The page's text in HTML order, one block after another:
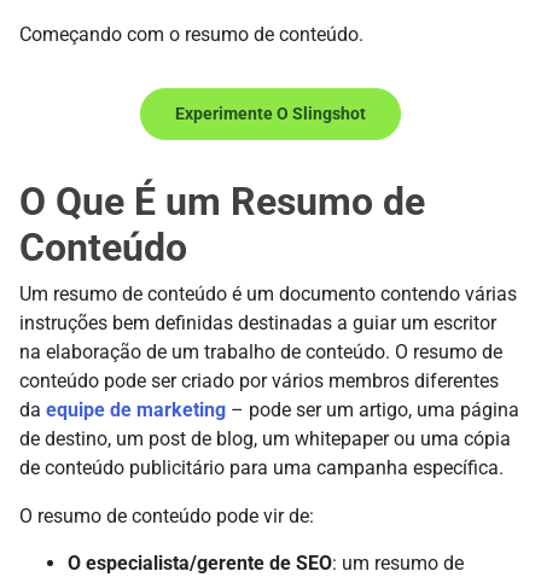
Começando com o resumo de conteúdo.
Experimente O Slingshot
O Que É um Resumo de
Conteúdo
Um resumo de conteúdo é um documento contendo várias
instruções bem definidas destinadas a guiar um escritor
na elaboração de um trabalho de conteúdo. O resumo de
conteúdo pode ser criado por vários membros diferentes
da equipe de marketing – pode ser um artigo, uma página
de destino, um post de blog, um whitepaper ou uma cópia
de conteúdo publicitário para uma campanha específica.
O resumo de conteúdo pode vir de:
O especialista/gerente de SEO: um resumo de